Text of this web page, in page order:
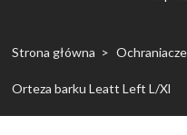
Strona główna Ochraniacze
Orteza barku Leatt Left L/Xl